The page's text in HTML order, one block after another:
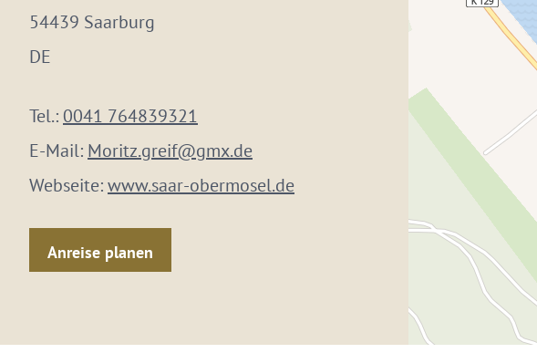
54439 Saarburg
DE
Tel.: 0041 764839321
E-Mail: Moritz.greif@gmx.de
Webseite:www.saar-obermosel.de
Anreise planen